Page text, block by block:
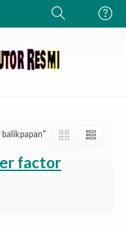
factor